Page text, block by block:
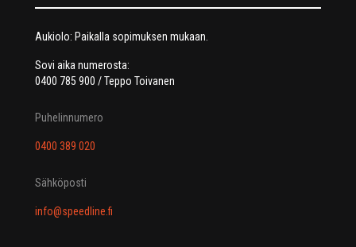
Aukiolo: Paikalla sopimuksen mukaan.
Sovi aika numerosta:
0400 785 900 / Teppo Toivanen
Puhelinnumero
0400 389 020
Sähköposti
info@speedline.fi